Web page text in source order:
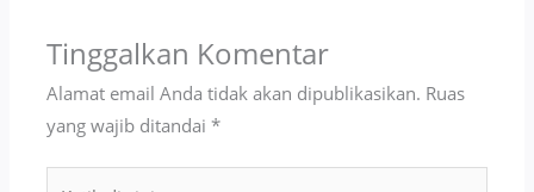
Tinggalkan Komentar
Alamat email Anda tidak akan dipublikasikan. Ruas
yang wajib ditandai*